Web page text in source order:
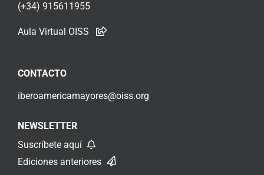
(+34) 915611955
Aula Virtual OISS
CONTACTO
iberoamericamayores@oiss.org
NEWSLETTER
Suscríbete aquí
Ediciones anteriores